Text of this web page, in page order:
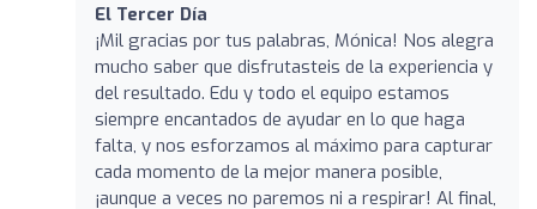
El Tercer Día
¡Mil gracias por tus palabras, Mónica! Nos alegra
mucho saber que disfrutasteis de la experiencia y
del resultado. Edu y todo el equipo estamos
siempre encantados de ayudar en lo que haga
falta, y nos esforzamos al máximo para capturar
cada momento de la mejor manera posible,
¡aunque a veces no paremos ni a respirar! Al final,